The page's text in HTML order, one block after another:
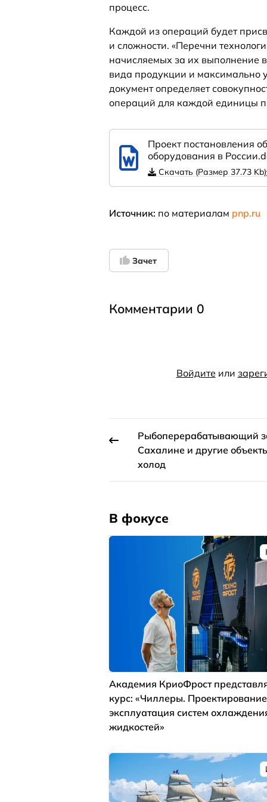
процесс.
Каждой из операций будет
и сложности. «Перечни
начисляемых за их выполнение
вида продукции и максимально
документ определяет
операций для каждой единицы
Проект постановления
оборудования в
Скачать (Размер 37.73 Kb)
Источник: по материалам pnp.ru
Зачет
Комментарии 0
Войдите или
Рыбоперерабатывающий
Сахалине и другие
холод
В фокусе
Академия КриоФрост
курс: «Чиллеры.
эксплуатация систем
жидкостей»